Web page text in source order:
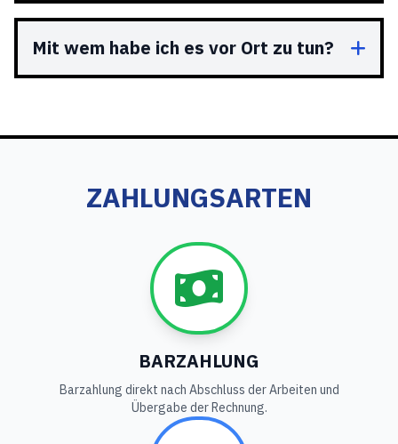
Mit wem habe ich es vor Ort zu tun?
ZAHLUNGSARTEN
BARZAHLUNG
Barzahlung direkt nach Abschluss der Arbeiten und
Übergabe der Rechnung.